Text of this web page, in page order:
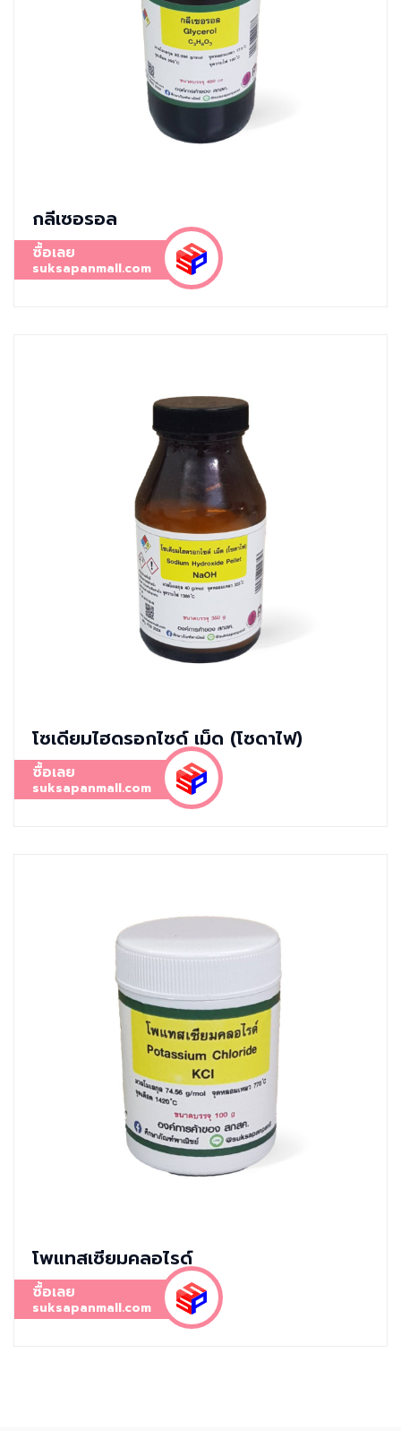
กลีเซอรอล
ซื้อเลย
suksapanmall.com
โซเดียมไฮดรอกไซด์ เม็ด (โซดาไฟ)
ซื้อเลย
suksapanmall.com
โพแทสเซียมคลอไรด์
ซื้อเลย
suksapanmall.com